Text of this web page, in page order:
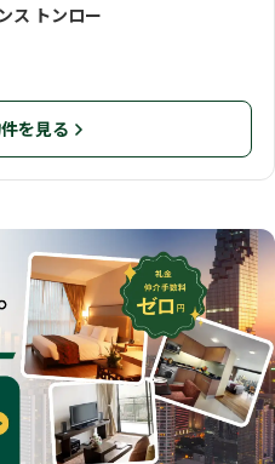
ス トンロー
を見る